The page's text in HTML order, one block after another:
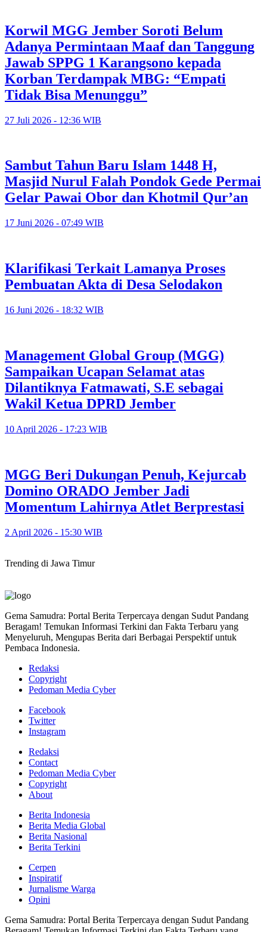
Korwil MGG Jember Soroti Belum
Adanya Permintaan Maaf dan Tanggung
Jawab SPPG 1 Karangsono kepada
Korban Terdampak MBG: “Empati
Tidak Bisa Menunggu”
27 Juli 2026 - 12:36 WIB
Sambut Tahun Baru Islam 1448 H,
Masjid Nurul Falah Pondok Gede Permai
Gelar Pawai Obor dan Khotmil Qur’an
17 Juni 2026 - 07:49 WIB
Klarifikasi Terkait Lamanya Proses
Pembuatan Akta di Desa Selodakon
16 Juni 2026 - 18:32 WIB
Management Global Group (MGG)
Sampaikan Ucapan Selamat atas
Dilantiknya Fatmawati, S.E sebagai
Wakil Ketua DPRD Jember
10 April 2026 - 17:23 WIB
MGG Beri Dukungan Penuh, Kejurcab
Domino ORADO Jember Jadi
Momentum Lahirnya Atlet Berprestasi
2 April 2026 - 15:30 WIB
Trending di Jawa Timur
Gema Samudra: Portal Berita Terpercaya dengan Sudut Pandang
Beragam! Temukan Informasi Terkini dan Fakta Terbaru yang
Menyeluruh, Mengupas Berita dari Berbagai Perspektif untuk
Pembaca Indonesia.
Redaksi
Copyright
Pedoman Media Cyber
Facebook
Twitter
Instagram
Redaksi
Contact
Pedoman Media Cyber
Copyright
About
Berita Indonesia
Berita Media Global
Berita Nasional
Berita Terkini
Cerpen
Inspiratif
Jurnalisme Warga
Opini
Gema Samudra: Portal Berita Terpercaya dengan Sudut Pandang